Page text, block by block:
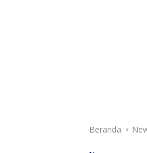
Beranda